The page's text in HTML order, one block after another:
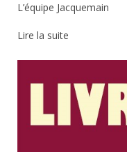
L’équipe Jacquemain
Lire la suite